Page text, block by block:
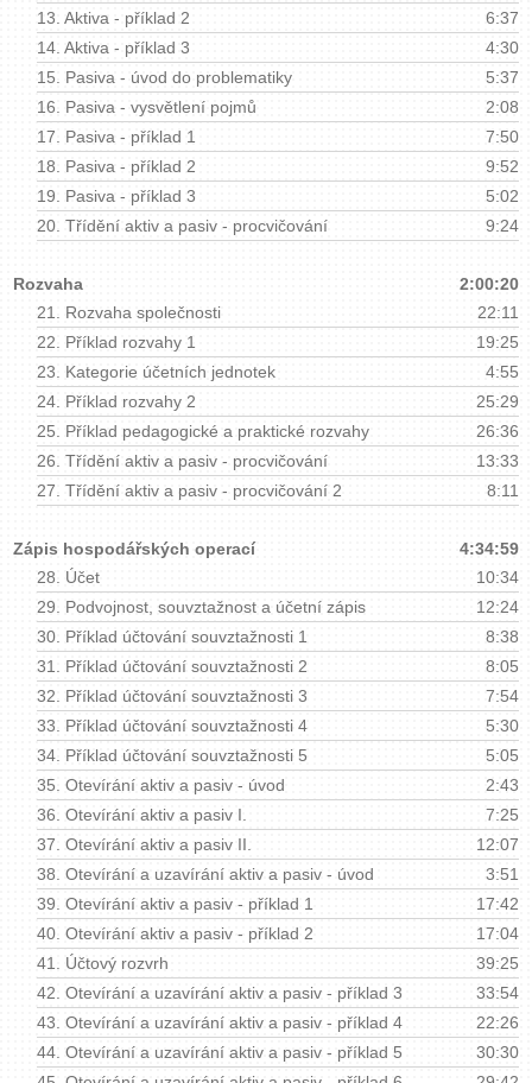
13. Aktiva - příklad 2
6:37
14. Aktiva - příklad 3
4:30
15. Pasiva - úvod do problematiky
5:37
16. Pasiva - vysvětlení pojmů
2:08
17. Pasiva - příklad 1
7:50
18. Pasiva - příklad 2
9:52
19. Pasiva - příklad 3
5:02
20. Třídění aktiv a pasiv - procvičování 9:24
Rozvaha
2:00:20
21. Rozvaha společnosti
22:11
22. Příklad rozvahy 1
19:25
23. Kategorie účetních jednotek
4:55
24. Příklad rozvahy 2
25:29
25. Příklad pedagogické a praktické rozvahy
26:36
26. Třídění aktiv a pasiv - procvičování
13:33
27. Třídění aktiv a pasiv - procvičování 2 8:11
Zápis hospodářských operací
4:34:59
28. Účet
10:34
29. Podvojnost, souvztažnost a účetní zápis
12:24
30. Příklad účtování souvztažnosti 1
8:38
31. Příklad účtování souvztažnosti 2
8:05
32. Příklad účtování souvztažnosti 3
7:54
33. Příklad účtování souvztažnosti 4
5:30
34. Příklad účtování souvztažnosti 5
5:05
35. Otevírání aktiv a pasiv - úvod
2:43
36. Otevírání aktiv a pasiv I.
7:25
37. Otevírání aktiv a pasiv II.
12:07
38. Otevírání a uzavírání aktiv a pasiv - úvod
3:51
39. Otevírání aktiv a pasiv - příklad 1
17:42
40. Otevírání aktiv a pasiv - příklad 2
17:04
41. Účtový rozvrh
39:25
42. Otevírání a uzavírání aktiv a pasiv - příklad 3
33:54
43. Otevírání a uzavírání aktiv a pasiv - příklad 4
22:26
44. Otevírání a uzavírání aktiv a pasiv - příklad 5
30:30